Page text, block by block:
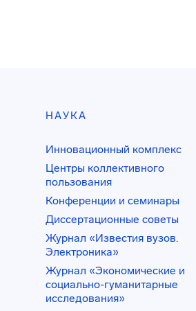
НАУКА
Инновационный комплекс
Центры коллективного
пользования
Конференции и семинары
Диссертационные советы
Журнал «Известия вузов.
Электроника»
Журнал «Экономические и
социально-гуманитарные
исследования»